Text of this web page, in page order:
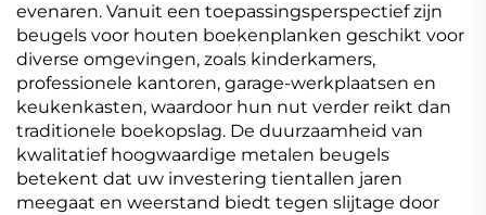
evenaren. Vanuit een toepassingsperspectief zijn
beugels voor houten boekenplanken geschikt voor
diverse omgevingen, zoals kinderkamers,
professionele kantoren, garage-werkplaatsen en
keukenkasten, waardoor hun nut verder reikt dan
traditionele boekopslag. De duurzaamheid van
kwalitatief hoogwaardige metalen beugels
betekent dat uw investering tientallen jaren
meegaat en weerstand biedt tegen slijtage door